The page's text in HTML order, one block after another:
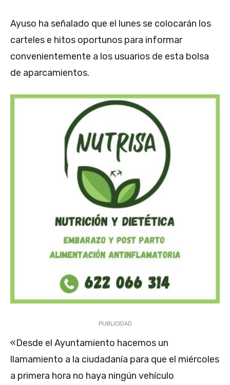
Ayuso ha señalado que el lunes se colocarán los
carteles e hitos oportunos para informar
convenientemente a los usuarios de esta bolsa
de aparcamientos.
PUBLICIDAD
«Desde el Ayuntamiento hacemos un
llamamiento a la ciudadanía para que el miércoles
a primera hora no haya ningún vehículo